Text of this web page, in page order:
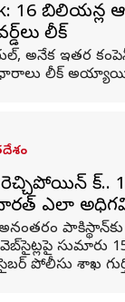
16 బిలియన్ల
లీక్
అనేక ఇతర
లీక్
పాక్‌..
ఎలా
పాకిస్థాన్‌కు
సుమారు
పోలీసు శాఖ